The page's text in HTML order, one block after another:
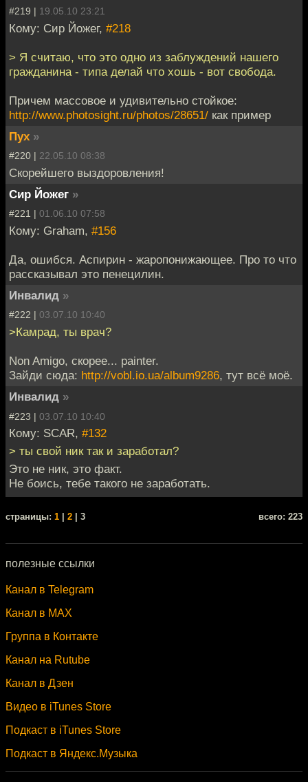
#219 | 19.05.10 23:21
Кому: Сир Йожег, #218
> Я считаю, что это одно из заблуждений нашего
гражданина - типа делай что хошь - вот свобода.
Причем массовое и удивительно стойкое:
http://www.photosight.ru/photos/28651/ как пример
Пух »
#220 | 22.05.10 08:38
Скорейшего выздоровления!
Сир Йожег »
#221 | 01.06.10 07:58
Кому: Graham, #156
Да, ошибся. Аспирин - жаропонижающее. Про то что
рассказывал это пенецилин.
Инвалид »
#222 | 03.07.10 10:40
>Камрад, ты врач?
Non Amigo, скорее... painter.
Зайди сюда: http://vobl.io.ua/album9286, тут всё моё.
Инвалид »
#223 | 03.07.10 10:40
Кому: SCAR, #132
> ты свой ник так и заработал?
Это не ник, это факт.
Не боись, тебе такого не заработать.
cтраницы: 1 2 | 3 всего: 223
полезные ссылки
Канал в Telegram
Канал в MAX
Группа в Контакте
Канал на Rutube
Канал в Дзен
Видео в iTunes Store
Подкаст в iTunes Store
Подкаст в Яндекс.Музыка